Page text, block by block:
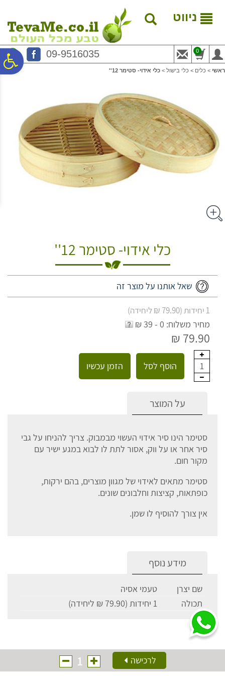
נגישות
המרכזי
ניווט
09-9516035 0
ראשי > כלים > כלי בישול > כלי אידוי- סטימר 12''
כלי אידוי- סטימר 12''
שאל אותנו על מוצר זה
1 יחידות (79.90 ₪ ליחידה)
מחיר משלוח: 0 - 39 ₪
79.90 ₪
1 הוסף לסל הזמן עכשיו
על המוצר
סטימר הינו סיר אידוי העשוי מבמבוק. צריך להניחו על גבי
סיר אחר או על ווק, אסור לתת לו לבוא במגע ישיר עם
מקור חום.
סטימר מתאים לאידוי של מגוון מוצרים, בהם ירקות,
כופתאות, קציצות וחלבונים שונים.
אין צורך להוסיף לו שמן.
מידע נוסף
שם יצרן
טעמי אסיה
תכולה
1 יחידות (79.90 ₪ ליחידה)
לרכישה 1